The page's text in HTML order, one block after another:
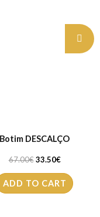
Botim DESCALÇO
67.00€ 33.50€
ADD TO CART